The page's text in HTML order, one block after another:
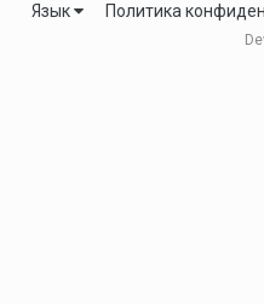
Язык Политика